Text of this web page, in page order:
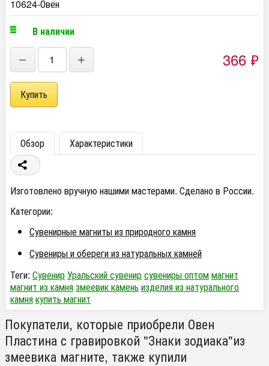
10624-Овен
В наличии
− + 366 ₽
Обзор Характеристики
Изготовлено вручную нашими мастерами. Сделано в России.
Категории:
Сувенирные магниты из природного камня
Сувениры и обереги из натуральных камней
Теги: Сувенир Уральский сувенирсувениры оптоммагнит
магнит из камнязмеевик камень изделия из натурального
камнякупить магнит
Покупатели, которые приобрели Овен
Пластина с гравировкой "Знаки зодиака"из
змеевика магните, также купили